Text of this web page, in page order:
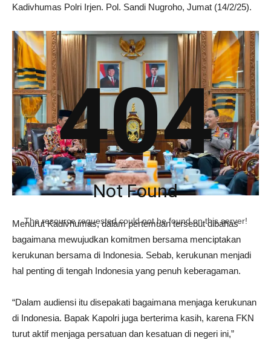
Kadivhumas Polri Irjen. Pol. Sandi Nugroho, Jumat (14/2/25).
Menurut Kadivhumas, dalam pertemuan tersebut dibahas
bagaimana mewujudkan komitmen bersama menciptakan
kerukunan bersama di Indonesia. Sebab, kerukunan menjadi
hal penting di tengah Indonesia yang penuh keberagaman.
“Dalam audiensi itu disepakati bagaimana menjaga kerukunan
di Indonesia. Bapak Kapolri juga berterima kasih, karena FKN
turut aktif menjaga persatuan dan kesatuan di negeri ini,”
404
Not Found
The resource requested could not be found on this server!